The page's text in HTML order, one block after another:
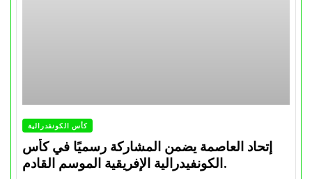
كأس الكونفدرالية
إتحاد العاصمة يضمن المشاركة رسميًا في كأس
الكونفيدرالية الإفريقية الموسم القادم.